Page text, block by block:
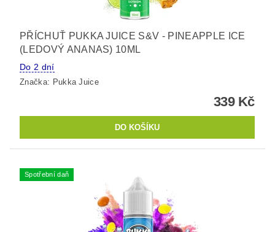
PŘÍCHUŤ PUKKA JUICE S&V - PINEAPPLE ICE
(LEDOVÝ ANANAS) 10ML
Do 2 dní
Značka: Pukka Juice
339 Kč
Spotřební daň